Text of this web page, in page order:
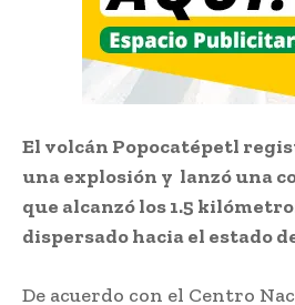
El volcán Popocatépetl
una explosión y lanzó una
que alcanzó los 1.5
dispersado hacia el estado
De acuerdo con el Centro